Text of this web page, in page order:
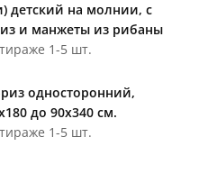
детский на молнии, с
и манжеты из рибаны
1-5 шт.
односторонний,
до 90х340 см.
1-5 шт.